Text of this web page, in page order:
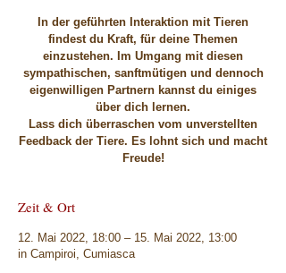
In der geführten Interaktion mit Tieren
findest du Kraft, für deine Themen
einzustehen. Im Umgang mit diesen
sympathischen, sanftmütigen und dennoch
eigenwilligen Partnern kannst du einiges
über dich lernen.
Lass dich überraschen vom unverstellten
Feedback der Tiere. Es lohnt sich und macht
Zeit & Ort
12. Mai 2022, 18:00 – 15. Mai 2022, 13:00
in Campiroi, Cumiasca